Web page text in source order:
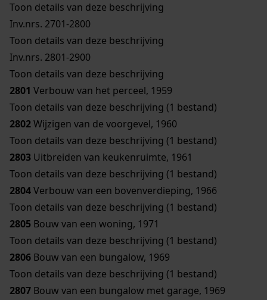
Toon details van deze beschrijving
Inv.nrs. 2701-2800
Toon details van deze beschrijving
Inv.nrs. 2801-2900
Toon details van deze beschrijving
2801 Verbouw van het perceel, 1959
Toon details van deze beschrijving (1 bestand)
2802Wijzigen van de voorgevel, 1960
Toon details van deze beschrijving (1 bestand)
2803 Uitbreiden van keukenruimte, 1961
Toon details van deze beschrijving (1 bestand)
2804Verbouw van een bovenverdieping, 1966
Toon details van deze beschrijving (1 bestand)
2805 Bouw van een woning, 1971
Toon details van deze beschrijving (1 bestand)
2806 Bouw van een bungalow, 1969
Toon details van deze beschrijving (1 bestand)
2807 Bouw van een bungalow met garage, 1969